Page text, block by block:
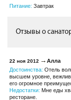
Питание: Завтрак
Отзывы о
22 ноя 2012
Алла
Достоинства: Отель
высшем уровне,
его огромное
Недостатки: Мне еды
ресторане.